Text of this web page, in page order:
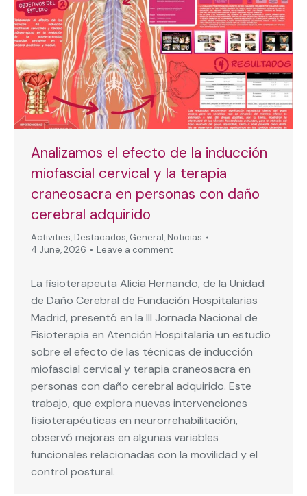
Analizamos el efecto de la inducción
miofascial cervical y la terapia
craneosacra en personas con daño
cerebral adquirido
Activities, Destacados, General, Noticias
4 June, 2026
Leave a comment
La fisioterapeuta Alicia Hernando, de la Unidad
de Daño Cerebral de Fundación Hospitalarias
Madrid, presentó en la III Jornada Nacional de
Fisioterapia en Atención Hospitalaria un estudio
sobre el efecto de las técnicas de inducción
miofascial cervical y terapia craneosacra en
personas con daño cerebral adquirido. Este
trabajo, que explora nuevas intervenciones
fisioterapéuticas en neurorrehabilitación,
observó mejoras en algunas variables
funcionales relacionadas con la movilidad y el
control postural.